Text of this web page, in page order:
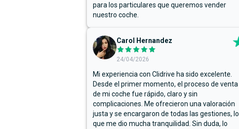
para los particulares que queremos vender
nuestro coche.
Carol Hernandez
24/04/2026
Mi experiencia con Clidrive ha sido excelente.
Desde el primer momento, el proceso de venta
de mi coche fue rápido, claro y sin
complicaciones. Me ofrecieron una valoración
justa y se encargaron de todas las gestiones, lo
que me dio mucha tranquilidad. Sin duda, lo